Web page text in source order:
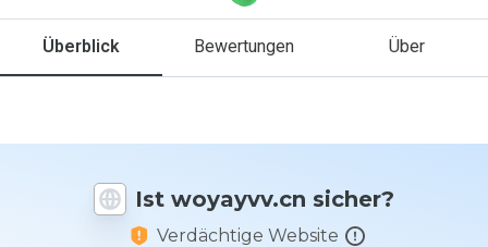
Überblick Bewertungen Über
Ist woyayvv.cn sicher?
Verdächtige Website
würden
Skala von